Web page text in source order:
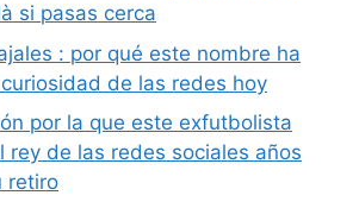
si pasas cerca
: por qué este nombre ha
de las redes hoy
por la que este exfutbolista
rey de las redes sociales años
retiro